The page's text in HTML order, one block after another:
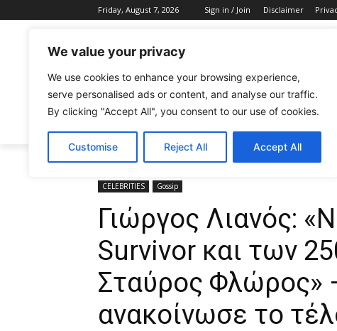
We value your privacy
We use cookies to enhance your browsing experience,
serve personalised ads or content, and analyse our traffic.
By clicking "Accept All", you consent to our use of cookies.
Customise Reject All Accept All
Friday, August 7, 2026 Sign in / Join Disclaimer
Home CELEBRITIES Γιώργος Λιανός: «Νικητής του
CELEBRITIES Gossip
Γιώργος Λιανός:
Survivor και των
Σταύρος Φλώρος»
ανακοίνωσε το